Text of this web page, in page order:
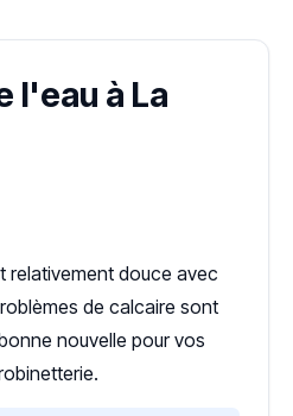
l'eau à La
relativement douce avec
de calcaire sont
nouvelle pour vos